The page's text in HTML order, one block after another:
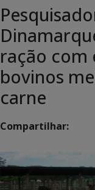
ração com
bovinos
carne
Compartilhar: